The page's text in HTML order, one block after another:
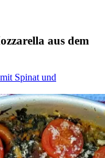
aus dem
Spinat und